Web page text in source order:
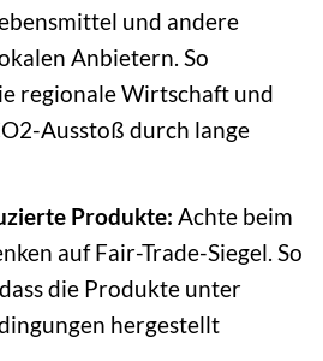
und andere
Anbietern. So
regionale Wirtschaft und
Ausstoß durch lange
Produkte: Achte beim
auf Fair-Trade-Siegel. So
die Produkte unter
hergestellt